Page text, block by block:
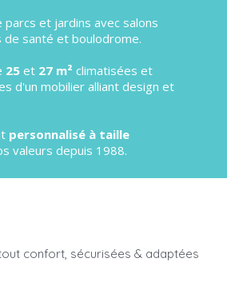
parcs et jardins avec salons
santé et boulodrome.
25 et 27 m² climatisées et
d'un mobilier alliant design et
personnalisé à taille
valeurs depuis 1988.
confort, sécurisées & adaptées